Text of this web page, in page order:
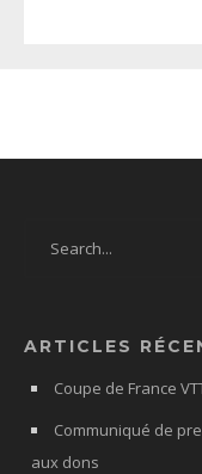
ARTICLES
Coupe de France
Communiqué de
aux dons